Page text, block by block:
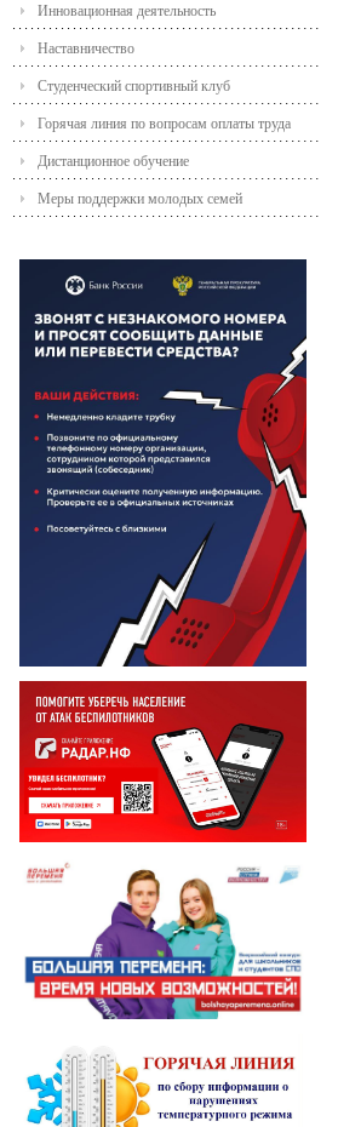
Инновационная деятельность
Наставничество
Студенческий спортивный клуб
Горячая линия по вопросам оплаты труда
Дистанционное обучение
Меры поддержки молодых семей